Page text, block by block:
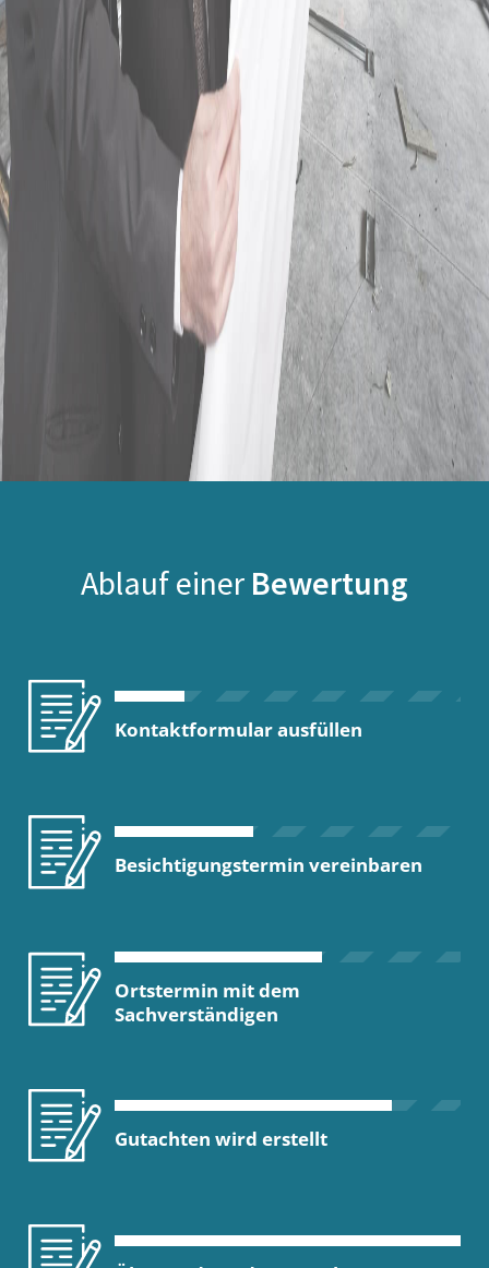
Ablauf einer Bewertung
Kontaktformular ausfüllen
Besichtigungstermin vereinbaren
Ortstermin mit dem
Sachverständigen
Gutachten wird erstellt